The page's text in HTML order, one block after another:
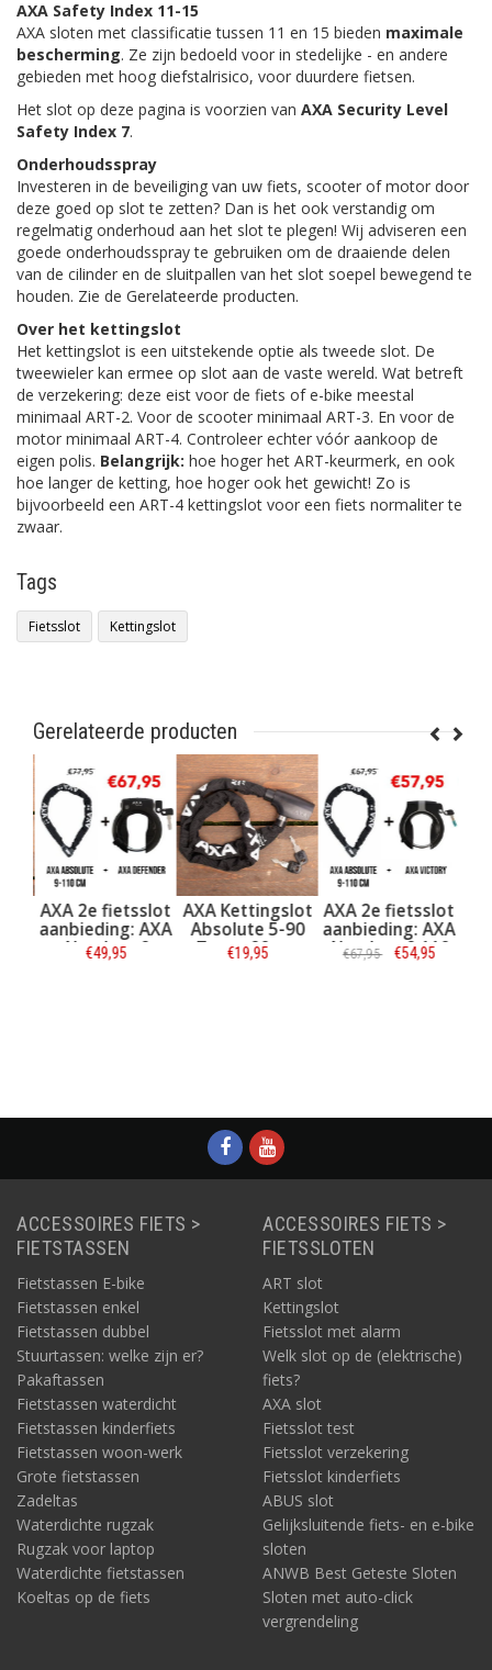
AXA Safety Index 11-15
AXA sloten met classificatie tussen 11 en 15 bieden maximale
bescherming. Ze zijn bedoeld voor in stedelijke - en andere
gebieden met hoog diefstalrisico, voor duurdere fietsen.
Het slot op deze pagina is voorzien van AXA Security Level
Safety Index 7.
Onderhoudsspray
Investeren in de beveiliging van uw fiets, scooter of motor door
deze goed op slot te zetten? Dan is het ook verstandig om
regelmatig onderhoud aan het slot te plegen! Wij adviseren een
goede onderhoudsspray te gebruiken om de draaiende delen
van de cilinder en de sluitpallen van het slot soepel bewegend te
houden. Zie de Gerelateerde producten.
Over het kettingslot
Het kettingslot is een uitstekende optie als tweede slot. De
tweewieler kan ermee op slot aan de vaste wereld. Wat betreft
de verzekering: deze eist voor de fiets of e-bike meestal
minimaal ART-2. Voor de scooter minimaal ART-3. En voor de
motor minimaal ART-4. Controleer echter vóór aankoop de
eigen polis. Belangrijk: hoe hoger het ART-keurmerk, en ook
hoe langer de ketting, hoe hoger ook het gewicht! Zo is
bijvoorbeeld een ART-4 kettingslot voor een fiets normaliter te
zwaar.
Tags
Fietsslot Kettingslot
Gerelateerde producten
AXA 2e fietsslot
aanbieding: AXA
Absolute 9
110ART-2 + AXA
€49,95
AXA Kettingslot
Absolute 5-90
Zwart 90 cm
€19,95
AXA 2e fietsslot
aanbieding: AXA
Absolute 9 110
ART-2 + AXA
€67,95 €54,95
ACCESSOIRES FIETS >
FIETSTASSEN
Fietstassen E-bike
Fietstassen enkel
Fietstassen dubbel
Stuurtassen: welke zijn er?
Pakaftassen
Fietstassen waterdicht
Fietstassen kinderfiets
Fietstassen woon-werk
Grote fietstassen
Zadeltas
Waterdichte rugzak
Rugzak voor laptop
Waterdichte fietstassen
Koeltas op de fiets
ACCESSOIRES FIETS >
FIETSSLOTEN
ART slot
Kettingslot
Fietsslot met alarm
Welk slot op de (elektrische)
fiets?
AXA slot
Fietsslot test
Fietsslot verzekering
Fietsslot kinderfiets
ABUS slot
Gelijksluitende fiets- en e-bike
sloten
ANWB Best Geteste Sloten
Sloten met auto-click
vergrendeling